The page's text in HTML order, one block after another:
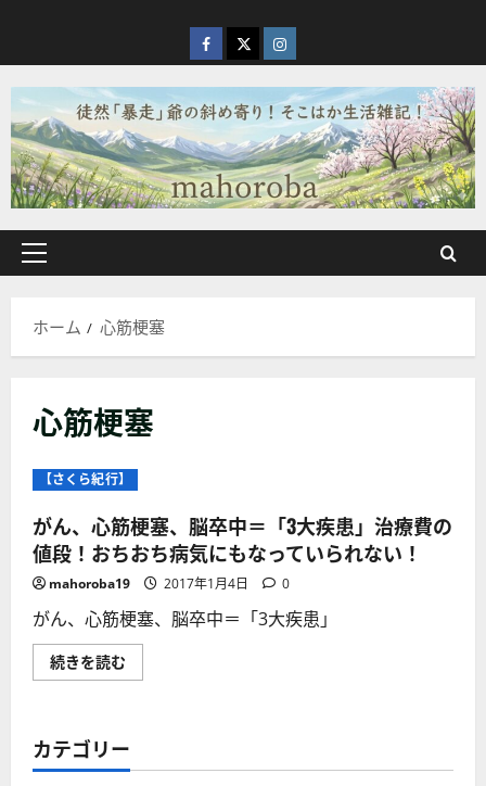
を
ス
キ
ッ
プ
facebook
X Instagram
メ
ン
ー
ホーム 心筋梗塞
心筋梗塞
【さくら紀行】
がん、心筋梗塞、脳卒中＝「3大疾患」治療費の
値段！おちおち病気にもなっていられない！
mahoroba19 2017年1月4日 0
がん、心筋梗塞、脳卒中＝「3大疾患」
続きを読む
ん、
脳
卒
カテゴリー